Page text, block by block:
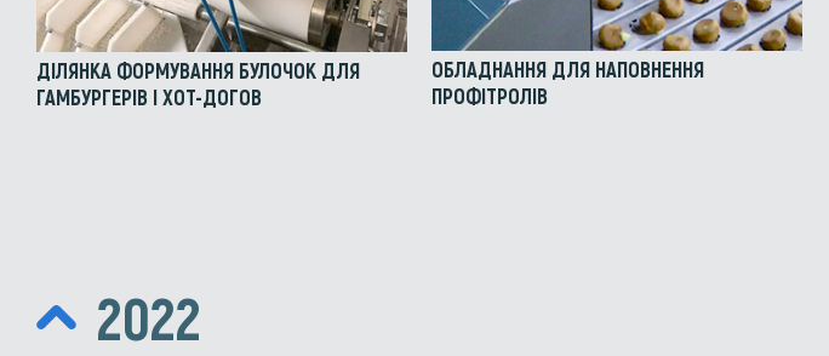
ДІЛЯНКА ФОРМУВАННЯ БУЛОЧОК ДЛЯ
ГАМБУРГЕРІВ І ХОТ-ДОГОВ
ОБЛАДНАННЯ ДЛЯ НАПОВНЕННЯ
ПРОФІТРОЛІВ
2022